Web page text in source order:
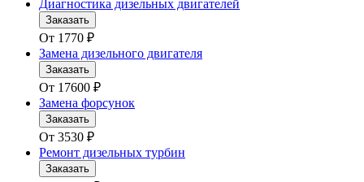
Диагностика дизельных двигателей
Заказать
От 1770 ₽
Замена дизельного двигателя
Заказать
От 17600 ₽
Замена форсунок
Заказать
От 3530 ₽
Ремонт дизельных турбин
Заказать